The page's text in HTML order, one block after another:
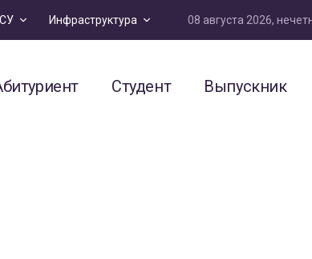
Инфраструктура 08 августа 2026,
Студент Выпускник